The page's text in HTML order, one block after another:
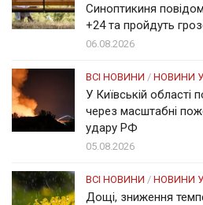
Синоптикиня
+24 та пройдуть
06.08.2026
ВСІ НОВИНИ / НОВИНИ
У Київській області
через масштабні
удару РФ
05.08.2026
ВСІ НОВИНИ / НОВИНИ
Дощі, зниження